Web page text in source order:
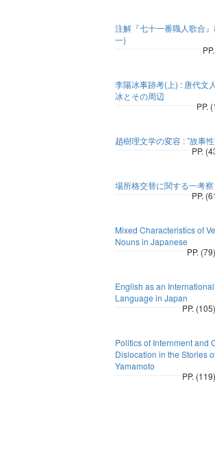
注解『七十一番職人歌合
一)
李陽冰事跡考(上) : 唐代文
冰とその周辺
PP.
趙樹理文学の変容 : ”故事
PP.
場所格交替に関する一考察
PP.
Mixed Characteristics of
Nouns in Japanese
PP.
English as an International
Language in Japan
PP.
Politics of Internment and
Dislocation in the Stories
Yamamoto
PP.